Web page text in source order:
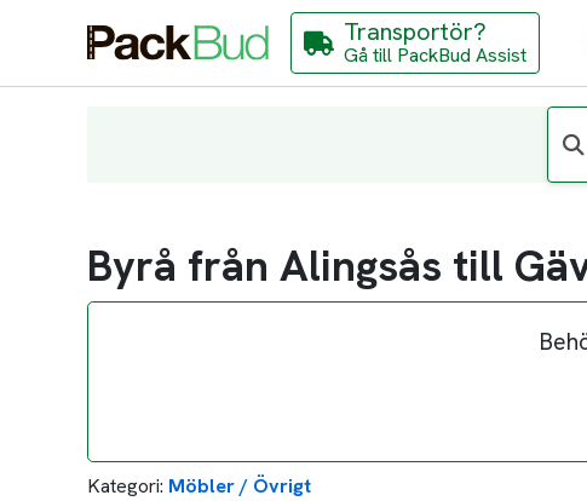
Transportör?
Gå till PackBud Assist
Byrå från Alingsås till
Kategori: Möbler / Övrigt